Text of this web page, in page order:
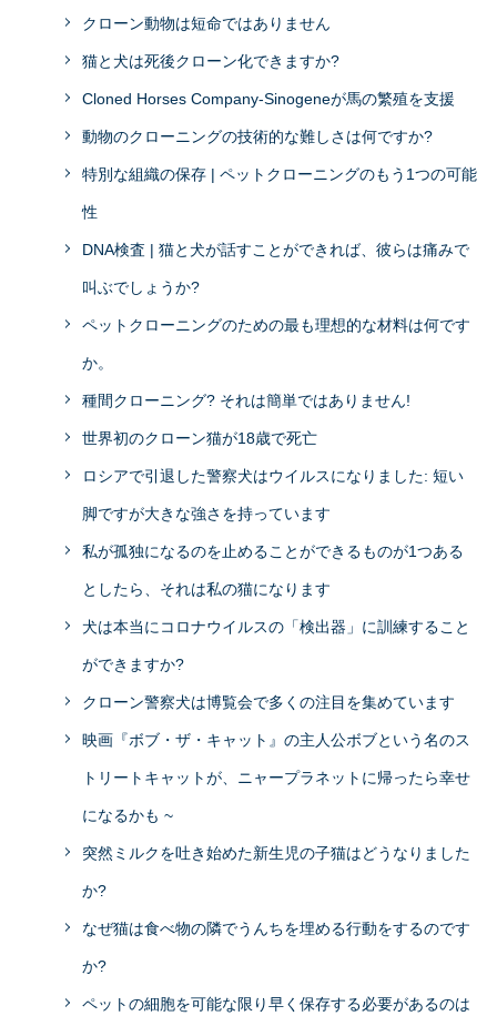
クローン動物は短命ではありません
猫と犬は死後クローン化できますか?
Cloned Horses Company-Sinogeneが馬の繁殖を支援
動物のクローニングの技術的な難しさは何ですか?
特別な組織の保存 | ペットクローニングのもう1つの可能
性
DNA検査 | 猫と犬が話すことができれば、彼らは痛みで
叫ぶでしょうか?
ペットクローニングのための最も理想的な材料は何です
か。
種間クローニング? それは簡単ではありません!
世界初のクローン猫が18歳で死亡
ロシアで引退した警察犬はウイルスになりました: 短い
脚ですが大きな強さを持っています
私が孤独になるのを止めることができるものが1つある
としたら、それは私の猫になります
犬は本当にコロナウイルスの「検出器」に訓練すること
ができますか?
クローン警察犬は博覧会で多くの注目を集めています
映画『ボブ・ザ・キャット』の主人公ボブという名のス
トリートキャットが、ニャープラネットに帰ったら幸せ
になるかも ~
突然ミルクを吐き始めた新生児の子猫はどうなりました
か?
なぜ猫は食べ物の隣でうんちを埋める行動をするのです
か?
ペットの細胞を可能な限り早く保存する必要があるのは